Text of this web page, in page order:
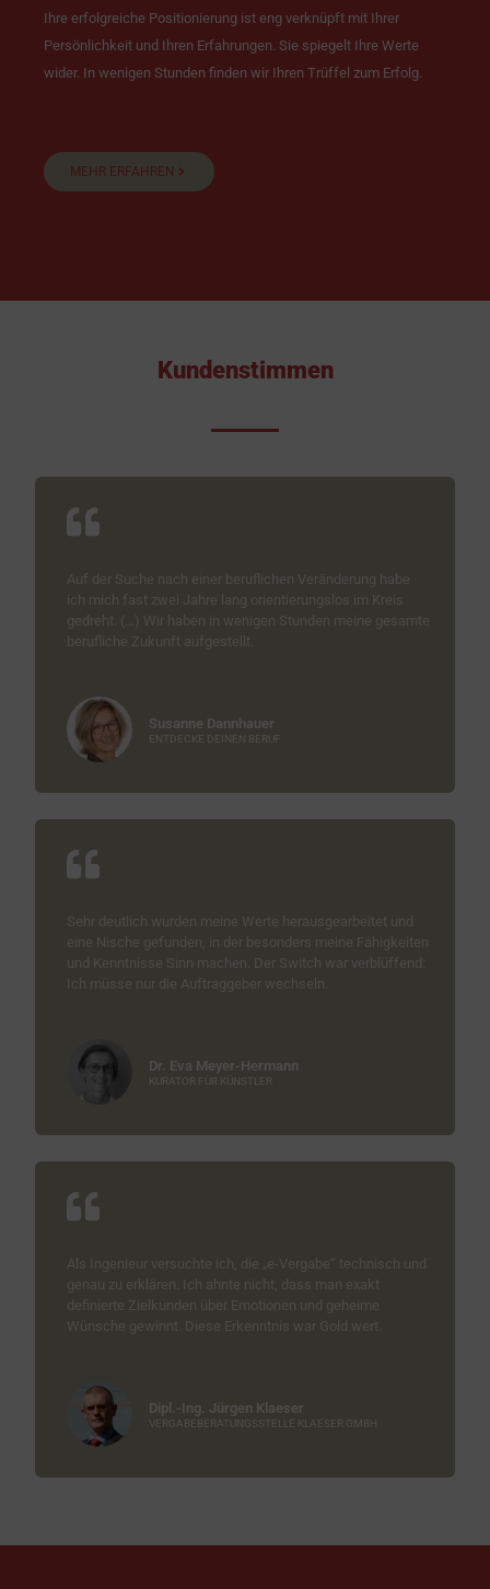
Ihre erfolgreiche Positionierung ist eng verknüpft mit Ihrer
Persönlichkeit und Ihren Erfahrungen. Sie spiegelt Ihre Werte
wider. In wenigen Stunden finden wir Ihren Trüffel zum Erfolg.
MEHR ERFAHREN
Kundenstimmen
Auf der Suche nach einer beruflichen Veränderung habe
ich mich fast zwei Jahre lang orientierungslos im Kreis
gedreht. (…) Wir haben in wenigen Stunden meine gesamte
berufliche Zukunft aufgestellt.
Susanne Dannhauer
ENTDECKE DEINEN BERUF
Sehr deutlich wurden meine Werte herausgearbeitet und
eine Nische gefunden, in der besonders meine Fähigkeiten
und Kenntnisse Sinn machen. Der Switch war verblüffend:
Ich müsse nur die Auftraggeber wechseln.
Dr. Eva Meyer-Hermann
KURATOR FÜR KÜNSTLER
Als Ingenieur versuchte ich, die „e-Vergabe“ technisch und
genau zu erklären. Ich ahnte nicht, dass man exakt
definierte Zielkunden über Emotionen und geheime
Wünsche gewinnt. Diese Erkenntnis war Gold wert.
Dipl.-Ing. Jürgen Klaeser
VERGABEBERATUNGSSTELLE KLAESER GMBH